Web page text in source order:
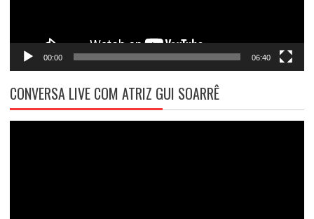
00:00 06:40
CONVERSA LIVE COM ATRIZ GUI SOARRÊ